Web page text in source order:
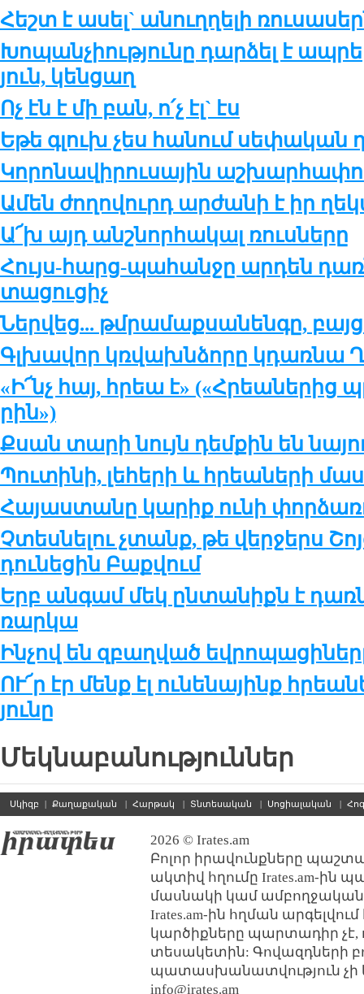
Հեշտ է ա­սել` ա­նուղ­ղե­լի
Խո­պան­չիու­թ­յու­նը դար­ձել է
յուն, կեն­ցաղ
Ոչ էն է մի բան, ո՛չ էլ` էս
Եթե գլուխ չես հա­նում սե­փա­կան
Կո­րո­նա­վի­րու­սա­յին
Ամեն ժո­ղո­վուրդ ար­ժա­նի է իր
Ա՜խ այդ անշ­նոր­հա­կալ ռուս­նե­րը
Հույս-հարց-պա­հան­ջը ար­դեն
տա­ցու­ցիչ
Ներ­վեց... թմ­րա­մաք­սա­նեն­գը,
Գլխա­վոր կռ­վախն­ձո­րը կդառ­նա
«Ի՜նչ հայ, հրեա է»
րին»)
Քսան տա­րի նույն դեմ­քին են
Պու­տի­նի, լե­հե­րի և հրեա­նե­րի
Հա­յաս­տա­նը կա­րիք ու­նի
Չտես­նե­լու չտանք, թե վեր­ջերս
դու­նե­ցին Բաք­վում
Երբ ան­գամ մեկ ըն­տա­նիքն է
ռար­կա
Ինչով են զբաղ­ված
ՈՒ՜ր էր մենք էլ ու­նե­նա­յինք
յու­նը
Մեկնաբանություններ
Սկիզբ | Քաղաքական | Հարթակ | Տնտեսական | Սոցիալական |
2026 © Irates.am
Բոլոր իրավունքները
ակտիվ հղումը Irates.am-ին
մասնակի կամ ամբողջական
Irates.am-ին հղման
կարծիքները պարտադիր չէ,
տեսակետին: Գովազդների
պատասխանատվություն չի
info@irates.am